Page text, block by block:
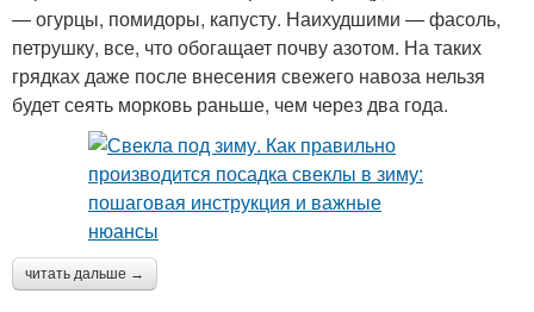
— огурцы, помидоры, капусту. Наихудшими — фасоль,
петрушку, все, что обогащает почву азотом. На таких
грядках даже после внесения свежего навоза нельзя
будет сеять морковь раньше, чем через два года.
читать дальше →